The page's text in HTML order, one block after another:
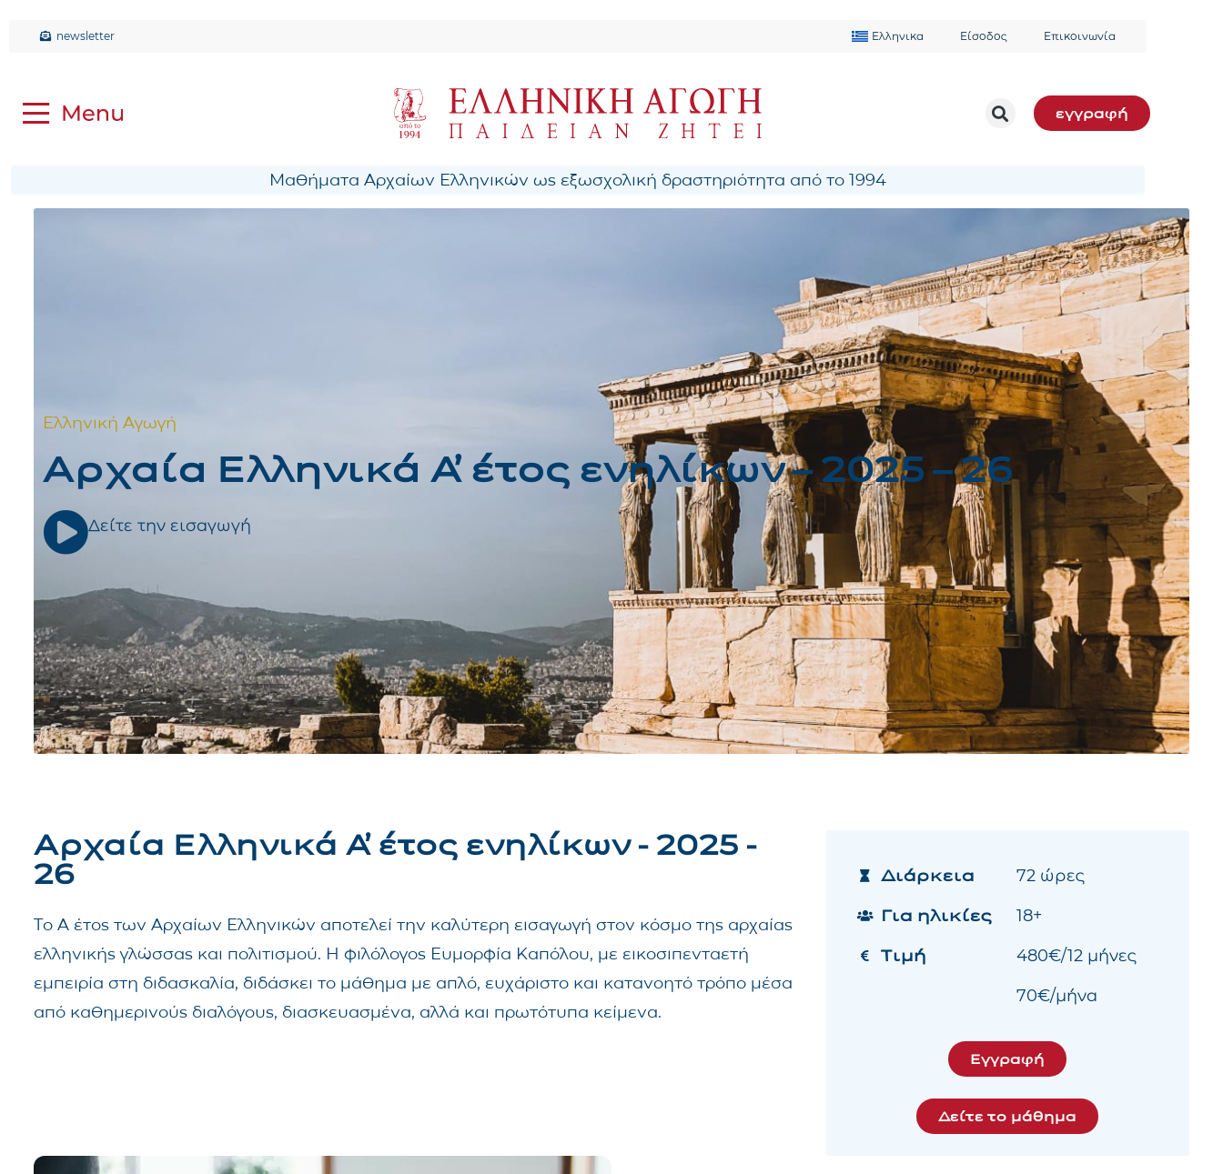
newsletter Ελληνικα Είσοδος Επικοινωνία
εγγραφή
Μαθήματα Αρχαίων Ελληνικών ως εξωσχολική δραστηριότητα από το 1994
Ελληνική Αγωγή
Αρχαία Ελληνικά Α᾽ έτος ενηλίκων – 2025 – 26
Δείτε την εισαγωγή
Αρχαία Ελληνικά Α᾽ έτος ενηλίκων - 2025 -
26
Το Α έτος των Αρχαίων Ελληνικών αποτελεί την καλύτερη εισαγωγή στον κόσμο της αρχαίας
ελληνικής γλώσσας και πολιτισμού. Η φιλόλογος Ευμορφία Καπόλου, με εικοσιπενταετή
εμπειρία στη διδασκαλία, διδάσκει το μάθημα με απλό, ευχάριστο και κατανοητό τρόπο μέσα
από καθημερινούς διαλόγους, διασκευασμένα, αλλά και πρωτότυπα κείμενα.
Διάρκεια
Για ηλικίες
Τιμή
72 ώρες
18+
480€/12 μήνες
70€/μήνα
Εγγραφή
Δείτε το μάθημα